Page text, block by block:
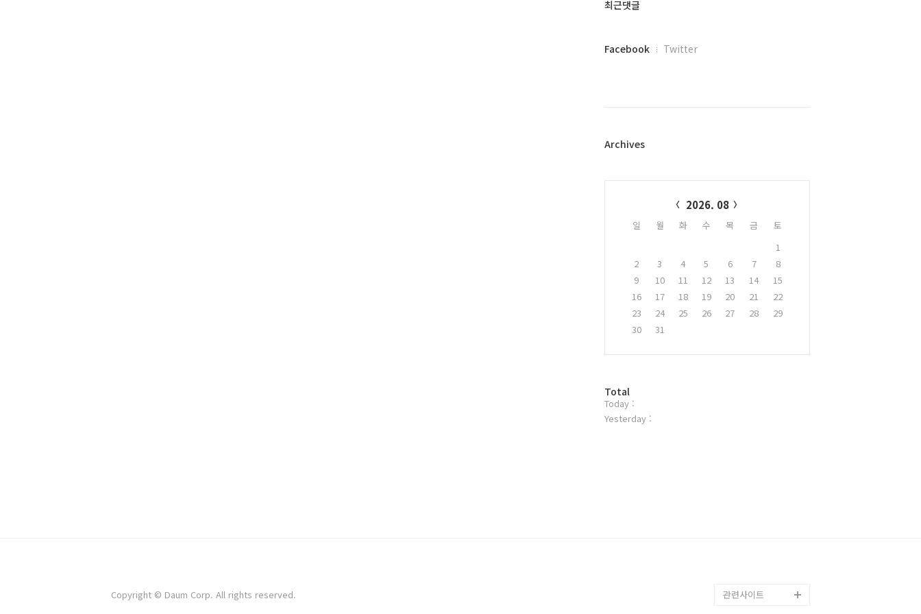
글
최근댓글
페
플
Facebook Twitter
Archives
2026. 08
일 월 화 수 목 금
토
1
2
3 4 5 6 7
8
9
10 11 12 13 14
15
16
17 18 19 20 21
22
23
24 25 26 27 28
29
30
31
방
문
자
Total
Today :
Yesterday :
Copyright © Daum Corp. All rights reserved. 관련사이트